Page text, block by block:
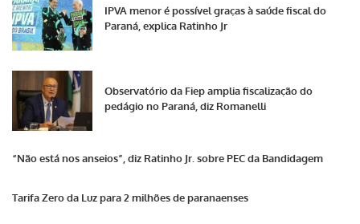
IPVA menor é possível graças à saúde fiscal do
Paraná, explica Ratinho Jr
Observatório da Fiep amplia fiscalização do
pedágio no Paraná, diz Romanelli
“Não está nos anseios”, diz Ratinho Jr. sobre PEC da Bandidagem
Tarifa Zero da Luz para 2 milhões de paranaenses